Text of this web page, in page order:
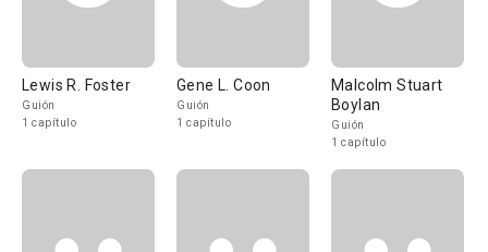
Lewis R. Foster
Guión
1 capítulo
Gene L. Coon
Guión
1 capítulo
Malcolm Stuart
Boylan
Guión
1 capítulo